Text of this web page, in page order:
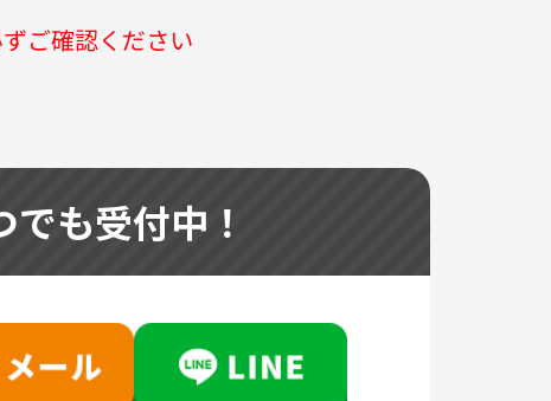
ご確認ください
も受付中！